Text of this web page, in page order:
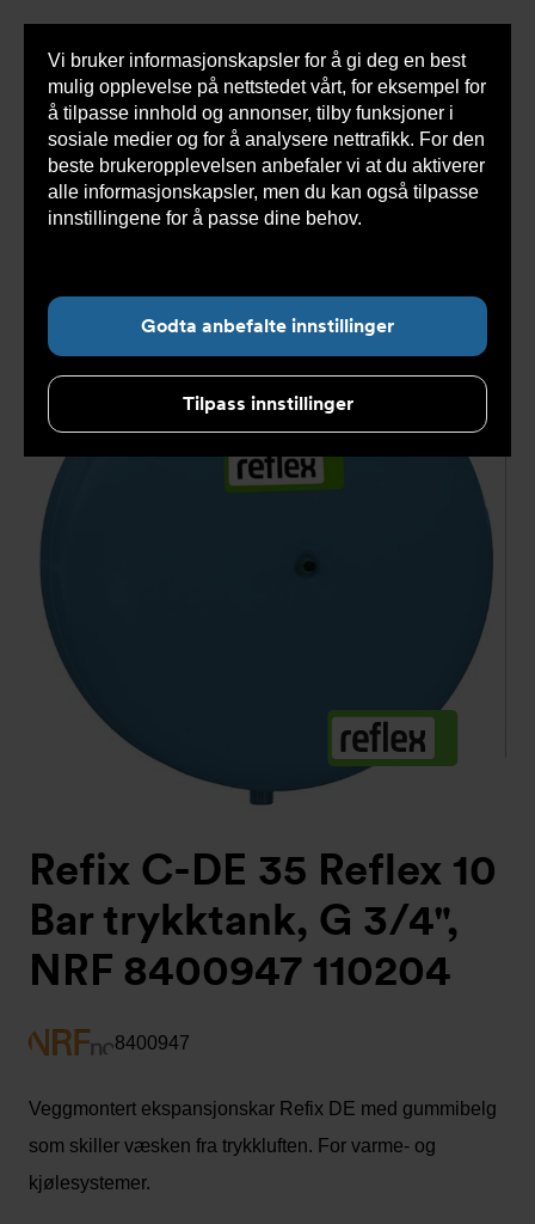
Vi bruker informasjonskapsler for å gi deg en best
mulig opplevelse på nettstedet vårt, for eksempel for
å tilpasse innhold og annonser, tilby funksjoner i
sosiale medier og for å analysere nettrafikk. For den
beste brukeropplevelsen anbefaler vi at du aktiverer
alle informasjonskapsler, men du kan også tilpasse
innstillingene for å passe dine behov.
Godta anbefalte innstillinger
Tilpass innstillinger
Du
her:
Armatec > Produkter > Ekspansjonssystemer
>
Forladete kar
> Beholdere med belg >
AT 8321E-DE
Refix C-DE kar
>
Refix C-DE 35 Reflex 10 Bar trykktank,
Refix C-DE 35 Reflex 10
Bar trykktank, G 3/4",
NRF 8400947 110204
8400947
Veggmontert ekspansjonskar Refix DE med gummibelg
som skiller væsken fra trykkluften. For varme- og
kjølesystemer.